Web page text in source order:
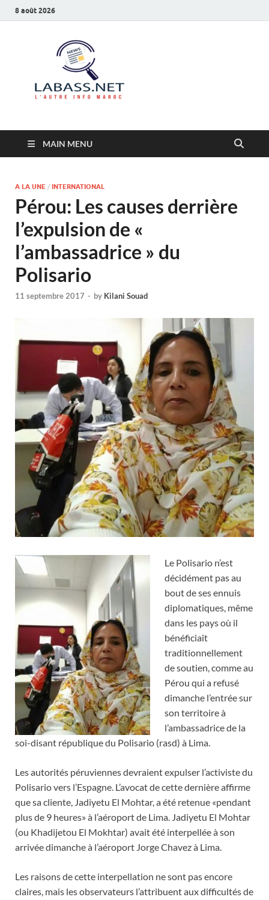
8 août 2026
MAIN MENU
A LA UNE / INTERNATIONAL
Pérou: Les causes derrière
l’expulsion de «
l’ambassadrice » du
Polisario
11 septembre 2017 - by Kilani Souad
Le Polisario n’est
décidément pas au
bout de ses ennuis
diplomatiques, même
dans les pays où il
bénéficiait
traditionnellement
de soutien, comme au
Pérou qui a refusé
dimanche l’entrée sur
son territoire à
l’ambassadrice de la
soi-disant république du Polisario (rasd) à Lima.
Les autorités péruviennes devraient expulser l’activiste du
Polisario vers l’Espagne. L’avocat de cette dernière affirme
que sa cliente, Jadiyetu El Mohtar, a été retenue «pendant
plus de 9 heures» à l’aéroport de Lima. Jadiyetu El Mohtar
(ou Khadijetou El Mokhtar) avait été interpellée à son
arrivée dimanche à l’aéroport Jorge Chavez à Lima.
Les raisons de cette interpellation ne sont pas encore
claires, mais les observateurs l’attribuent aux difficultés de